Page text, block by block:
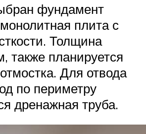
фундамент
плита с
Толщина
также планируется
Для отвода
по периметру
дренажная труба.